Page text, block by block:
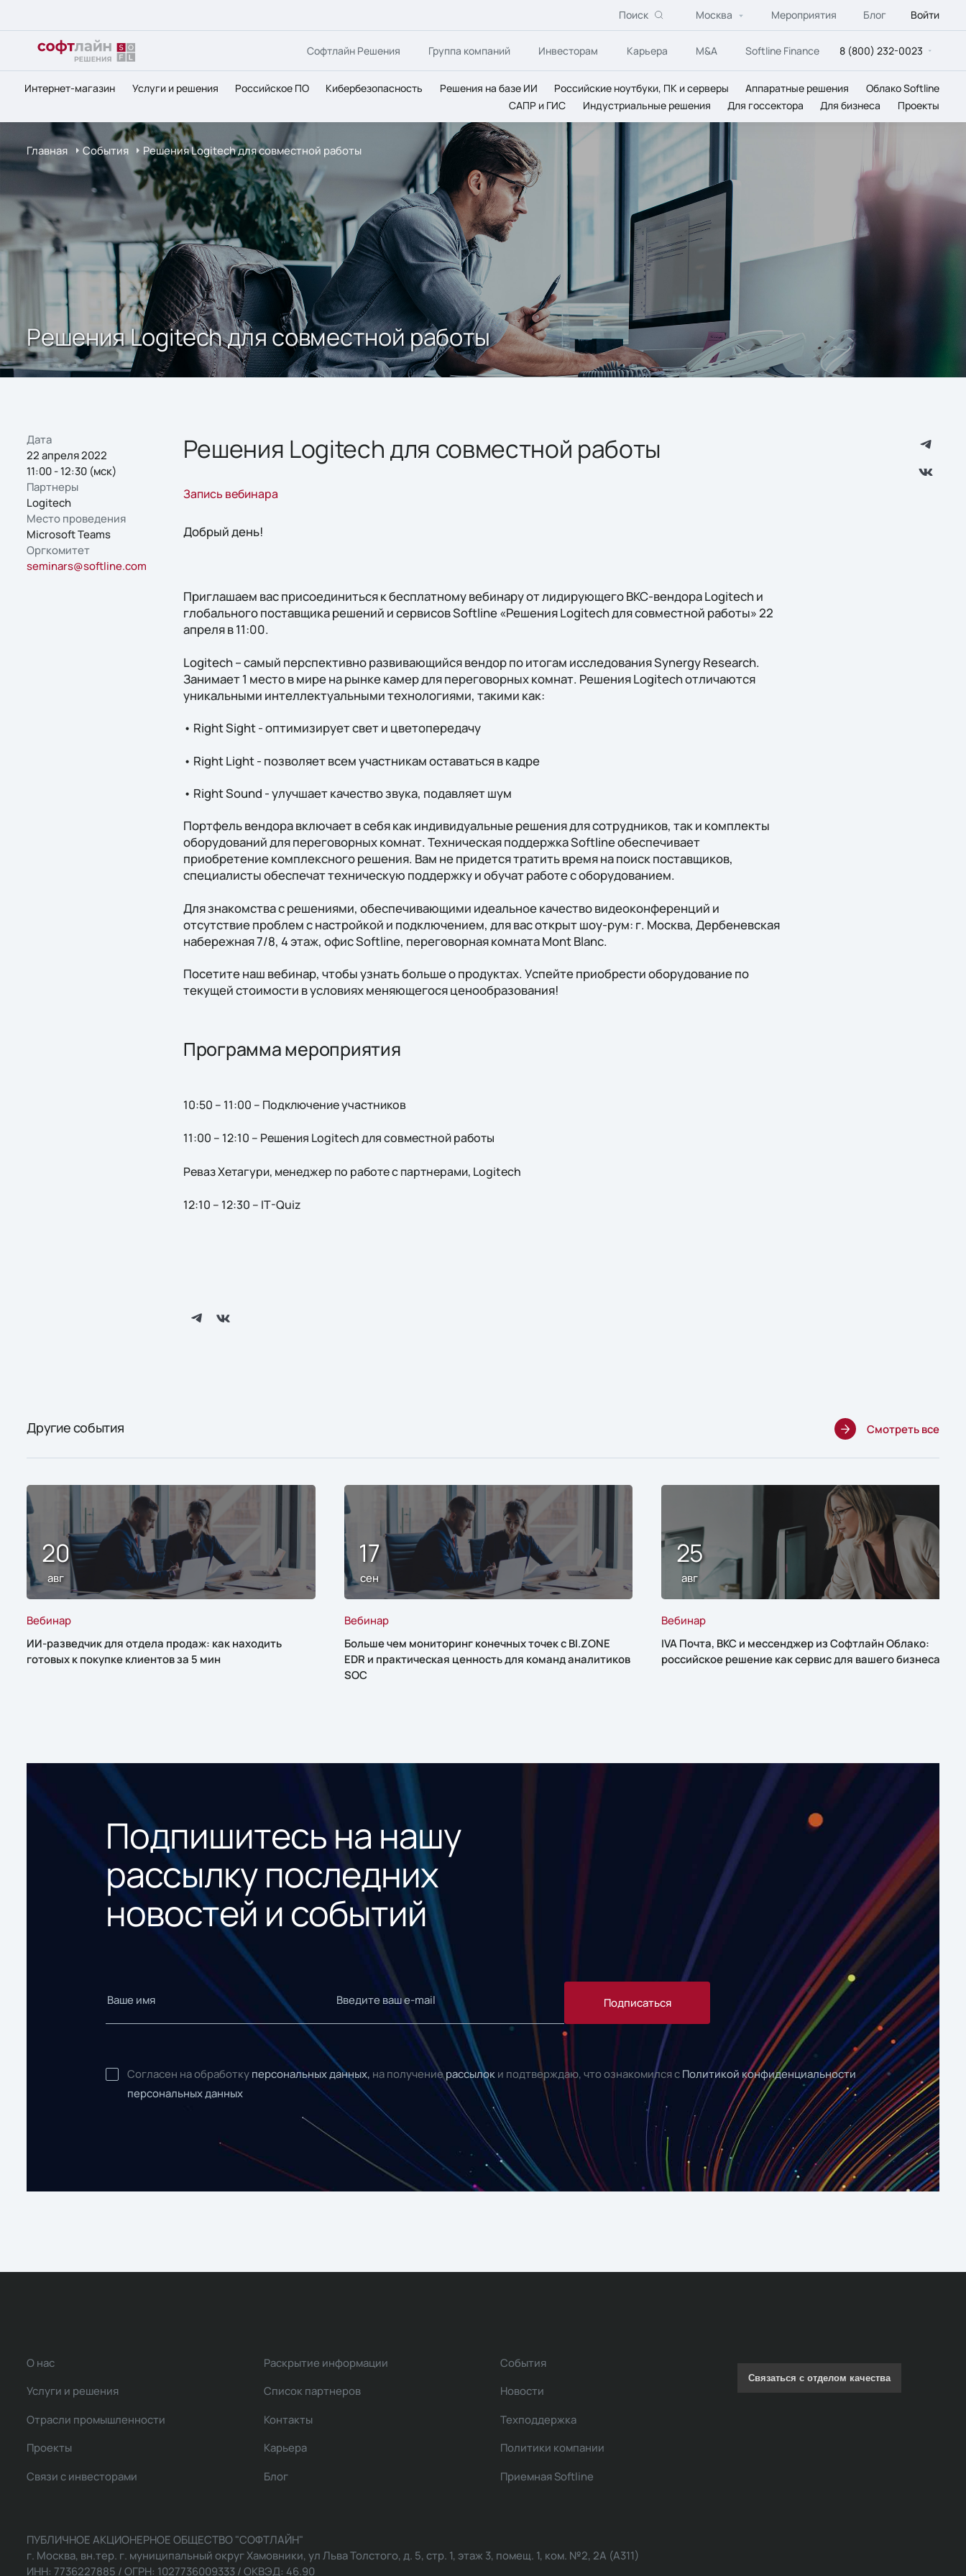
Поиск Москва Мероприятия Блог Войти
Софтлайн Решения Группа компаний Инвесторам Карьера M&A Softline Finance 8 (800) 232-0023
Интернет-магазин Услуги и решения Российское ПО Кибербезопасность Решения на базе ИИ Российские ноутбуки, ПК и серверы Аппаратные решения
Облако Softline
САПР и ГИС
Индустриальные решения Для госсектора Для бизнеса Проекты
Главная События Решения Logitech для совместной работы
Решения Logitech для совместной работы
Дата
22 апреля 2022
11:00 - 12:30 (мск)
Партнеры
Logitech
Место проведения
Microsoft Teams
Оргкомитет
seminars@softline.com
Решения Logitech для совместной работы
Запись вебинара
Добрый день!
Приглашаем вас присоединиться к бесплатному вебинару от лидирующего ВКС-вендора Logitech и
глобального поставщика решений и сервисов Softline «Решения Logitech для совместной работы» 22
апреля в 11:00.
Logitech – самый перспективно развивающийся вендор по итогам исследования Synergy Research.
Занимает 1 место в мире на рынке камер для переговорных комнат. Решения Logitech отличаются
уникальными интеллектуальными технологиями, такими как:
• Right Sight - оптимизирует свет и цветопередачу
• Right Light - позволяет всем участникам оставаться в кадре
• Right Sound - улучшает качество звука, подавляет шум
Портфель вендора включает в себя как индивидуальные решения для сотрудников, так и комплекты
оборудований для переговорных комнат. Техническая поддержка Softline обеспечивает
приобретение комплексного решения. Вам не придется тратить время на поиск поставщиков,
специалисты обеспечат техническую поддержку и обучат работе с оборудованием.
Для знакомства с решениями, обеспечивающими идеальное качество видеоконференций и
отсутствие проблем с настройкой и подключением, для вас открыт шоу-рум: г. Москва, Дербеневская
набережная 7/8, 4 этаж, офис Softline, переговорная комната Mont Blanc.
Посетите наш вебинар, чтобы узнать больше о продуктах. Успейте приобрести оборудование по
текущей стоимости в условиях меняющегося ценообразования!
Программа мероприятия
10:50 – 11:00 – Подключение участников
11:00 – 12:10 – Решения Logitech для совместной работы
Реваз Хетагури, менеджер по работе с партнерами, Logitech
12:10 – 12:30 – IT-Quiz
Другие события Смотреть все
20
авг
Вебинар
ИИ-разведчик для отдела продаж: как находить
готовых к покупке клиентов за 5 мин
17
сен
Вебинар
Больше чем мониторинг конечных точек с BI.ZONE
EDR и практическая ценность для команд аналитиков
SOC
25
авг
Вебинар
IVA Почта, ВКС и мессенджер из Софтлайн Облако:
российское решение как сервис для вашего бизнеса
Подпишитесь на нашу
рассылку последних
новостей и событий
Подписаться
Согласен на обработку персональных данных, на получениерассылок и подтверждаю, что ознакомился с Политикой конфиденциальности
персональных данных
О нас
Услуги и решения
Отрасли промышленности
Проекты
Связи с инвесторами
Раскрытие информации
Список партнеров
Контакты
Карьера
Блог
События
Новости
Техподдержка
Политики компании
Приемная Softline
Связаться с отделом качества
ПУБЛИЧНОЕ АКЦИОНЕРНОЕ ОБЩЕСТВО "СОФТЛАЙН"
г. Москва, вн.тер. г. муниципальный округ Хамовники, ул Льва Толстого, д. 5, стр. 1, этаж 3, помещ. 1, ком. №2, 2А (А311)
ИНН: 7736227885 / ОГРН: 1027736009333 / ОКВЭД: 46.90